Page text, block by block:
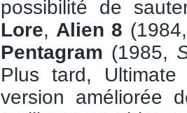
possibilité de
Lore, Alien 8
Pentagram (1985,
Plus tard,
version améliorée